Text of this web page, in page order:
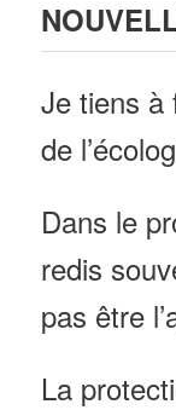
Je tiens à
de
Dans le
redis
pas être
La